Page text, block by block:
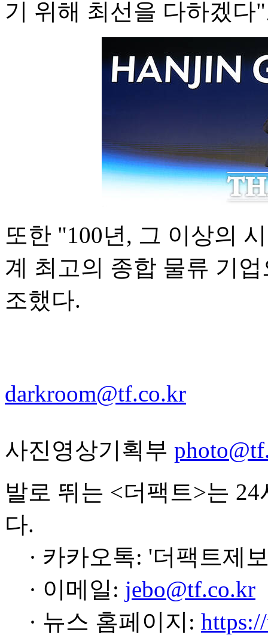
기 위해 최선을 다하겠다
또한 "100년, 그 이상의
계 최고의 종합 물류 기
조했다.
darkroom@tf.co.kr
사진영상기획부
발로 뛰는 <더팩트>는
다.
· 카카오톡: '더팩트제
· 이메일: jebo@tf.co.kr
· 뉴스 홈페이지: